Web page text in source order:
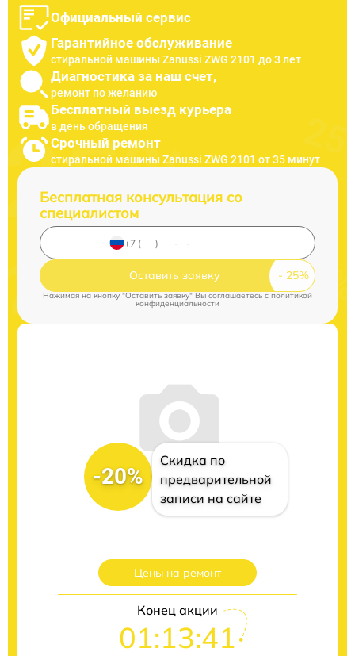
Официальный сервис
Гарантийное обслуживание
стиральной машины Zanussi ZWG 2101 до 3 лет
Диагностика за наш счет,
ремонт по желанию
Бесплатный выезд курьера
в день обращения
Срочный ремонт
стиральной машины Zanussi ZWG 2101 от 35 минут
Бесплатная консультация со
специалистом
Оставить заявку
Нажимая на кнопку "Оставить заявку" Вы соглашаетесь cполитикой
конфиденциальности
-20%
Скидка по
предварительной
записи на сайте
Цены на ремонт
Конец акции
01:13:40